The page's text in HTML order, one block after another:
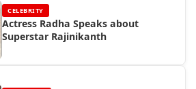
CELEBRITY
Actress Radha Speaks about
Superstar Rajinikanth